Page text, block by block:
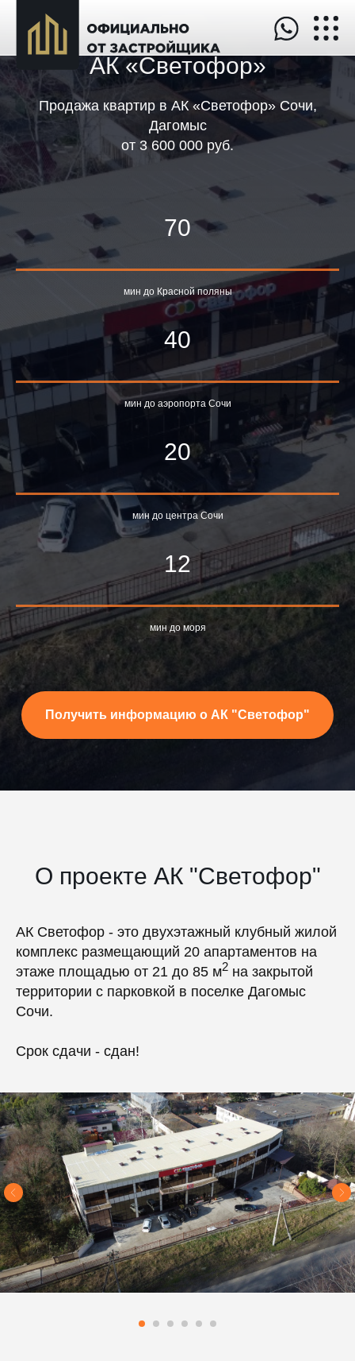
АК «Светофор»
Продажа квартир в АК «Светофор» Сочи,
Дагомыс
от 3 600 000 руб.
70
мин до Красной поляны
40
мин до аэропорта Сочи
20
мин до центра Сочи
12
мин до моря
Получить информацию о АК "Светофор"
О проекте АК "Светофор"
АК Светофор - это двухэтажный клубный жилой
комплекс размещающий 20 апартаментов на
этаже площадью от 21 до 85 м2 на закрытой
территории с парковкой в поселке Дагомыс
Сочи.
Срок сдачи - сдан!